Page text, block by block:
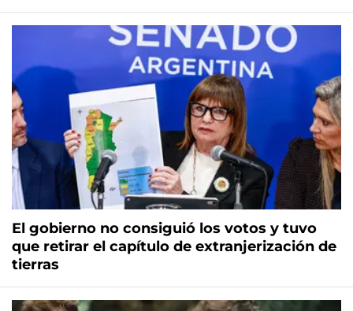
El gobierno no consiguió los votos y tuvo
que retirar el capítulo de extranjerización de
tierras